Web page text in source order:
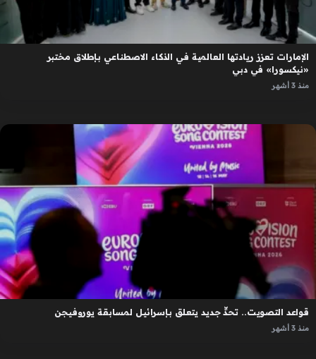
الإمارات تعزز ريادتها العالمية في الذكاء الاصطناعي بإطلاق مختبر
«نيكسورا» في دبي
منذ 3 أشهر
قواعد التصويت.. تحدٍّ جديد يتعلق بإسرائيل لمسابقة يوروفيجن
منذ 3 أشهر